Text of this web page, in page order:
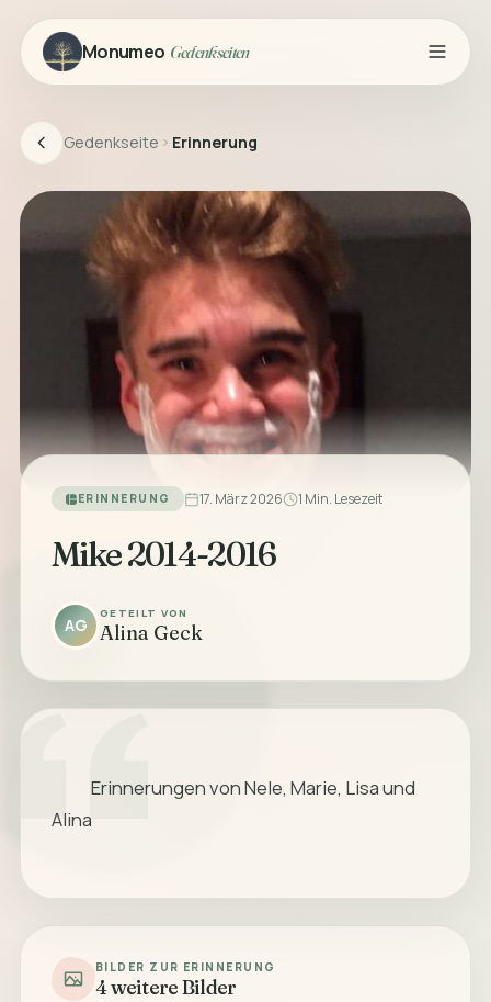
Monumeo Gedenkseiten
Gedenkseite Erinnerung
ERINNERUNG 17. März 2026 1 Min. Lesezeit
Mike 2014-2016
AG
GETEILT VON
Alina Geck
Alina
BILDER ZUR ERINNERUNG
4 weitere Bilder